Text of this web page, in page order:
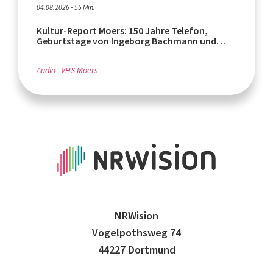
04.08.2026 - 55 Min.
Kultur-Report Moers: 150 Jahre Telefon,
Geburtstage von Ingeborg Bachmann und
Audio VHS Moers
NRWision
Vogelpothsweg 74
44227 Dortmund